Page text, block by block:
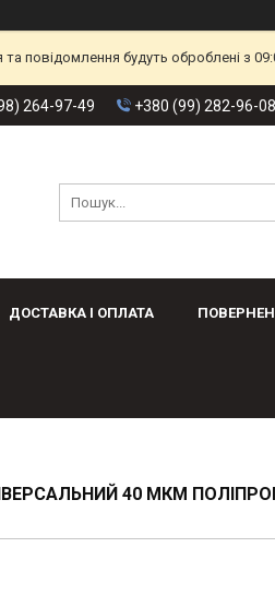
повідомлення будуть оброблені з
264-97-49 +380 (99) 282-96-08
ДОСТАВКА І ОПЛАТА
40 МКМ